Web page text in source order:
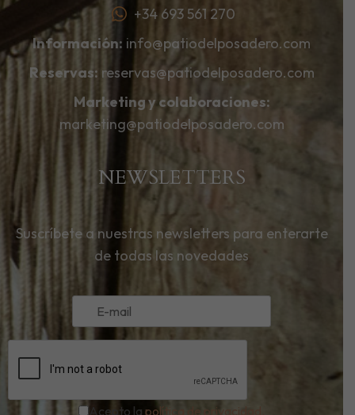
+34 693 561 270
Información: info@patiodelposadero.com
Reservas: reservas@patiodelposadero.com
Marketing y colaboraciones:
marketing@patiodelposadero.com
NEWSLETTERS
Suscríbete a nuestras newsletters para enterarte
de todas las novedades
Acepto la política de privacidad.